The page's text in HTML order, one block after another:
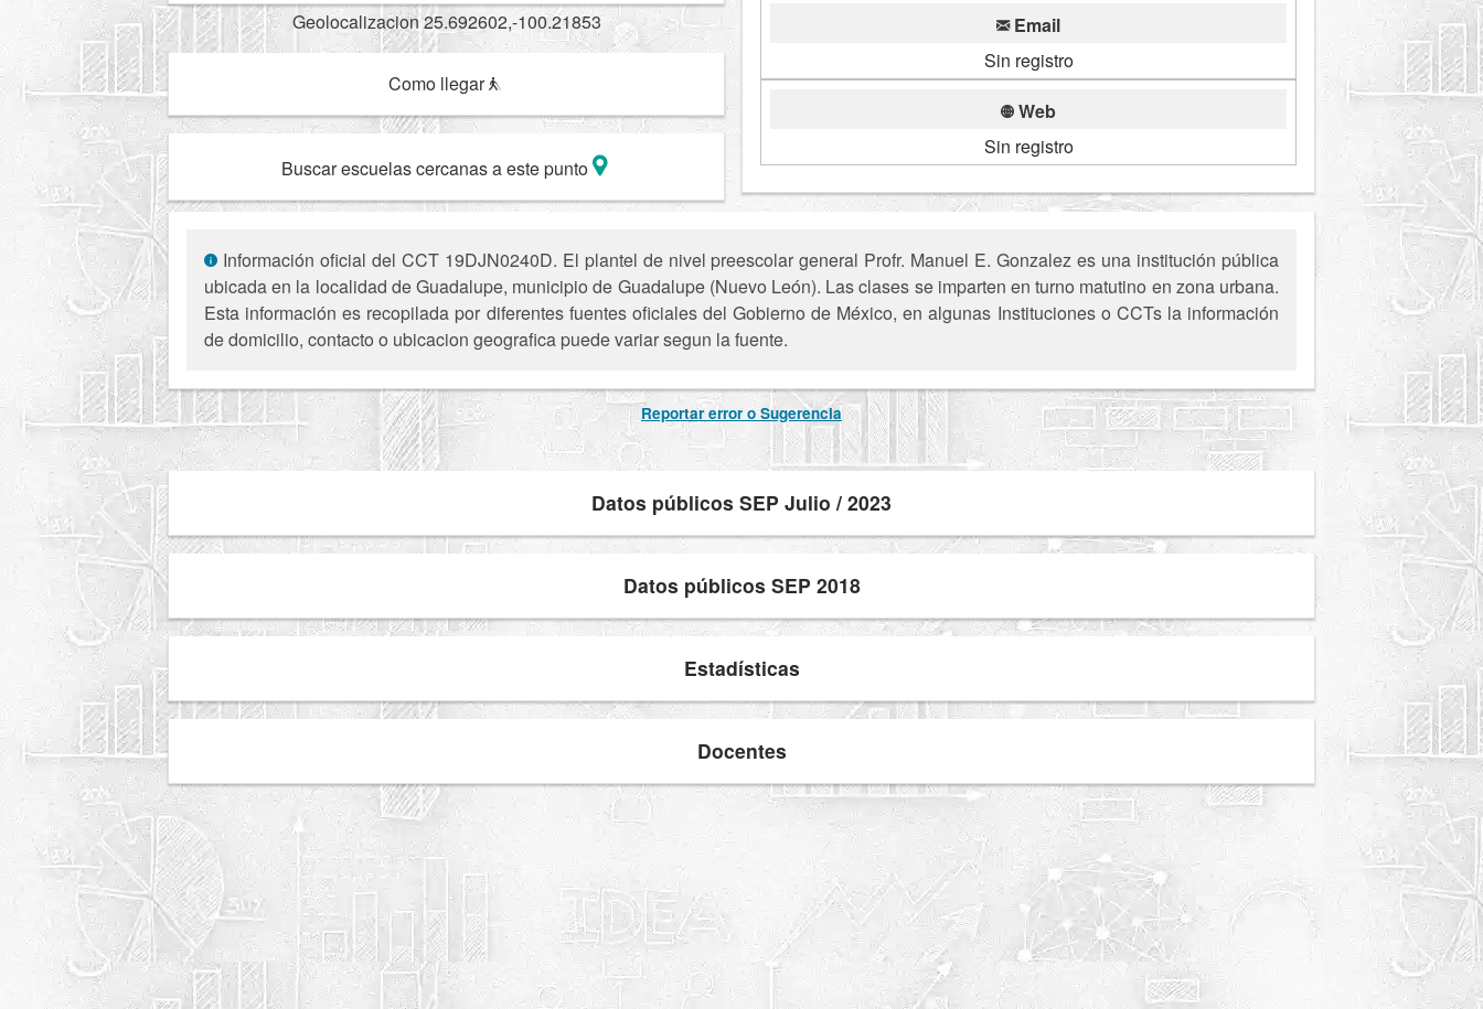
Geolocalizacion 25.692602,-100.21853
Como llegar
Buscar escuelas cercanas a este punto
Email
Sin registro
Web
Sin registro
Información oficial del CCT 19DJN0240D. El plantel de nivel preescolar general Profr. Manuel E. Gonzalez es una institución pública
ubicada en la localidad de Guadalupe, municipio de Guadalupe (Nuevo León). Las clases se imparten en turno matutino en zona urbana.
Esta información es recopilada por diferentes fuentes oficiales del Gobierno de México, en algunas Instituciones o CCTs la información
de domicilio, contacto o ubicacion geografica puede variar segun la fuente.
Reportar error o Sugerencia
Datos públicos SEP Julio / 2023
Datos públicos SEP 2018
Estadísticas
Docentes